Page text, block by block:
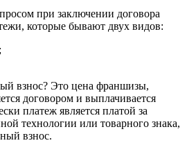
при заключении договора
которые бывают двух видов:
взнос? Это цена франшизы,
договором и выплачивается
платеж является платой за
технологии или товарного знака,
взнос.